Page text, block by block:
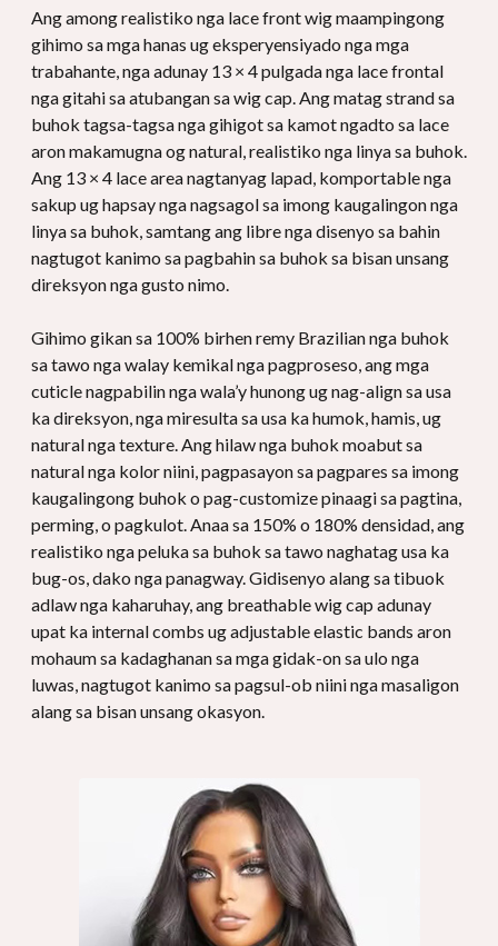
Ang among realistiko nga lace front wig maampingong
gihimo sa mga hanas ug eksperyensiyado nga mga
trabahante, nga adunay 13 × 4 pulgada nga lace frontal
nga gitahi sa atubangan sa wig cap. Ang matag strand sa
buhok tagsa-tagsa nga gihigot sa kamot ngadto sa lace
aron makamugna og natural, realistiko nga linya sa buhok.
Ang 13 × 4 lace area nagtanyag lapad, komportable nga
sakup ug hapsay nga nagsagol sa imong kaugalingon nga
linya sa buhok, samtang ang libre nga disenyo sa bahin
nagtugot kanimo sa pagbahin sa buhok sa bisan unsang
direksyon nga gusto nimo.
Gihimo gikan sa 100% birhen remy Brazilian nga buhok
sa tawo nga walay kemikal nga pagproseso, ang mga
cuticle nagpabilin nga wala’y hunong ug nag-align sa usa
ka direksyon, nga miresulta sa usa ka humok, hamis, ug
natural nga texture. Ang hilaw nga buhok moabut sa
natural nga kolor niini, pagpasayon ​​sa pagpares sa imong
kaugalingong buhok o pag-customize pinaagi sa pagtina,
perming, o pagkulot. Anaa sa 150% o 180% densidad, ang
realistiko nga peluka sa buhok sa tawo naghatag usa ka
bug-os, dako nga panagway. Gidisenyo alang sa tibuok
adlaw nga kaharuhay, ang breathable wig cap adunay
upat ka internal combs ug adjustable elastic bands aron
mohaum sa kadaghanan sa mga gidak-on sa ulo nga
luwas, nagtugot kanimo sa pagsul-ob niini nga masaligon
alang sa bisan unsang okasyon.